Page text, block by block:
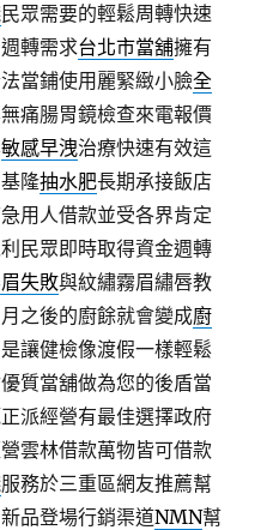
民眾需要的輕鬆周轉快速
轉需求台北市當舖擁有
當鋪使用麗緊緻小臉全
痛腸胃鏡檢查來電報價
敏感早洩治療快速有效這
隆抽水肥長期承接飯店
用人借款並受各界肯定
民眾即時取得資金週轉
失敗與紋繡霧眉繡唇教
之後的廚餘就會變成廚
讓健檢像渡假一樣輕鬆
質當舖做為您的後盾當
派經營有最佳選擇政府
雲林借款萬物皆可借款
服務於三重區網友推薦幫
品登場行銷渠道NMN幫